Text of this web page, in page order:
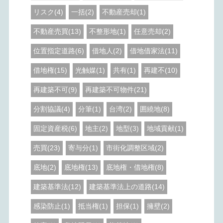
リスク(4) 一括(2) 不動産売却(1)
不動産売買(13) 不整形地(1) 任意売却(2)
位置指定道路(6) 借地人(2) 借地借家法(11)
借地権(15) 光触媒(1) 共有(1) 再建不(10)
再建築不可(9) 再建築不可物件(21)
分割協議(4) 分筆(1) 台湾(2) 囲繞地(8)
固定資産税(6) 地主(2) 地型(3) 地域貢献(1)
売買(23) 寄与分(1) 市街化調整区域(2)
底地(2) 底地権(13) 底地権・借地権(8)
建築基準法(12) 建築基準法上の道路(14)
感染防止(1) 抵当権(1) 担保(1) 擁壁(2)